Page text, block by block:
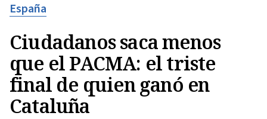
España
Ciudadanos saca menos
que el PACMA: el triste
final de quien ganó en
Cataluña